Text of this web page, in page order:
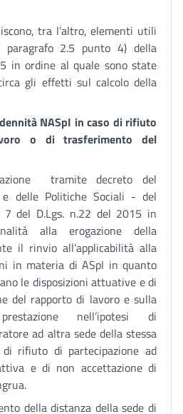
tra l’altro, elementi utili
paragrafo 2.5 punto 4) della
in ordine al quale sono state
gli effetti sul calcolo della
NASpI in caso di rifiuto
o di trasferimento del
tramite decreto del
delle Politiche Sociali - del
7 del D.Lgs. n.22 del 2015 in
alla erogazione della
il rinvio all’applicabilità alla
in materia di ASpI in quanto
le disposizioni attuative e di
del rapporto di lavoro e sulla
nell’ipotesi di
ad altra sede della stessa
di rifiuto di partecipazione ad
e di non accettazione di
della distanza della sede di